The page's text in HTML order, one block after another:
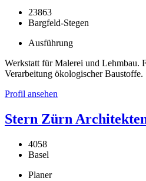
23863
Bargfeld-Stegen
Ausführung
Werkstatt für Malerei und Lehmbau.
Verarbeitung ökologischer Baustoffe.
Profil ansehen
Stern Zürn
4058
Basel
Planer